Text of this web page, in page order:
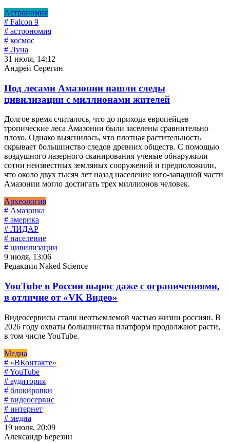
Астрономия
# Falcon 9
# астрономия
# космос
# Луна
31 июля, 14:12
Андрей Серегин
Под лесами Амазонии нашли следы
цивилизации с миллионами жителей
Долгое время считалось, что до прихода европейцев
тропические леса Амазонии были заселены сравнительно
плохо. Однако выяснилось, что плотная растительность
скрывает большинство следов древних обществ. С помощью
воздушного лазерного сканирования ученые обнаружили
сотни неизвестных земляных сооружений и предположили,
что около двух тысяч лет назад население юго-западной части
Амазонии могло достигать трех миллионов человек.
Археология
# Амазонка
# америка
# ЛИДАР
# население
# цивилизации
9 июля, 13:06
Редакция Naked Science
YouTube в России вырос даже с ограничениями,
в отличие от «VK Видео»
Видеосервисы стали неотъемлемой частью жизни россиян. В
2026 году охваты большинства платформ продолжают расти,
в том числе YouTube.
Медиа
# «ВКонтакте»
# YouTube
# аудитория
# блокировки
# видеосервис
# интернет
# медиа
19 июля, 20:09
Александр Березин